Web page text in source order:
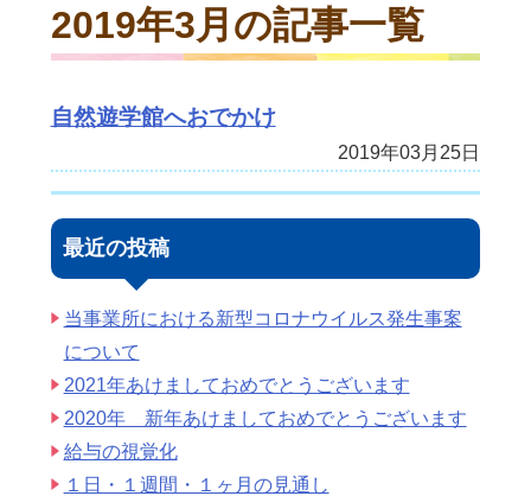
2019年3月の記事一覧
自然遊学館へおでかけ
2019年03月25日
最近の投稿
当事業所における新型コロナウイルス発生事案
について
2021年あけましておめでとうございます
2020年 新年あけましておめでとうございます
給与の視覚化
１日・１週間・１ヶ月の見通し